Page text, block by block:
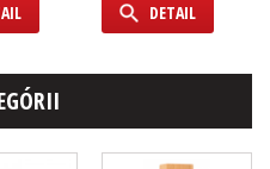
DETAIL